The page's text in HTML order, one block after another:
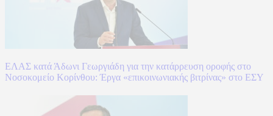
ΕΛΑΣ κατά Άδωνι Γεωργιάδη για την κατάρρευση οροφής στο
Νοσοκομείο Κορίνθου: Έργα «επικοινωνιακής βιτρίνας» στο ΕΣΥ